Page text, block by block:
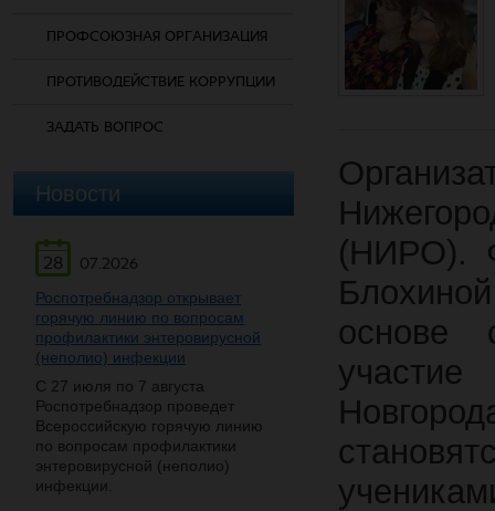
ПРОФСОЮЗНАЯ ОРГАНИЗАЦИЯ
ПРОТИВОДЕЙСТВИЕ КОРРУПЦИИ
ЗАДАТЬ ВОПРОС
Новости
28
07.2026
Роспотребнадзор открывает
горячую линию по вопросам
профилактики энтеровирусной
(неполио) инфекции
С 27 июля по 7 августа
Роспотребнадзор проведет
Всероссийскую горячую линию
по вопросам профилактики
энтеровирусной (неполио)
инфекции.
(НИРО).
основе